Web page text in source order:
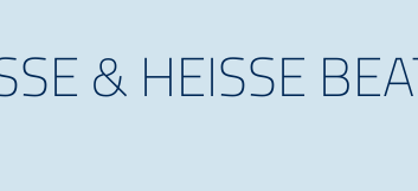
& HEISSE